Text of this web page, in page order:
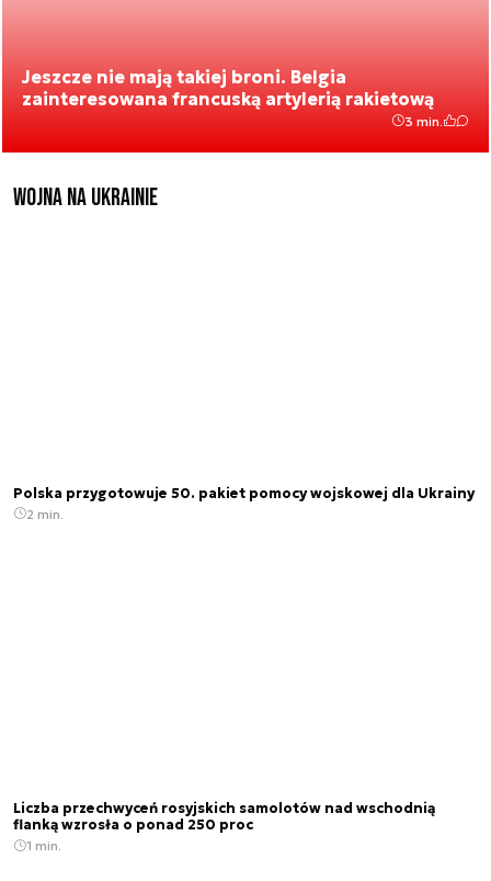
Jeszcze nie mają takiej broni. Belgia
zainteresowana francuską artylerią rakietową
3 min.
Wojna na Ukrainie
Polska przygotowuje 50. pakiet pomocy wojskowej dla Ukrainy
2 min.
Liczba przechwyceń rosyjskich samolotów nad wschodnią
flanką wzrosła o ponad 250 proc
1 min.